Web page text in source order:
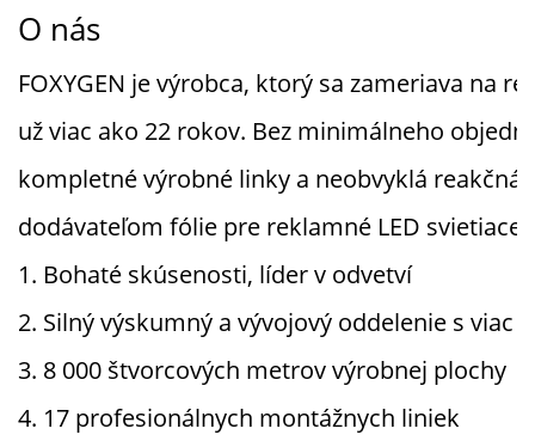
O nás
FOXYGEN je výrobca, ktorý sa zameriava na
už viac ako 22 rokov. Bez minimálneho
kompletné výrobné linky a neobvyklá reakčná
dodávateľom fólie pre reklamné LED svietiace
1. Bohaté skúsenosti, líder v odvetví
2. Silný výskumný a vývojový oddelenie s viac
3. 8 000 štvorcových metrov výrobnej plochy
4. 17 profesionálnych montážnych liniek